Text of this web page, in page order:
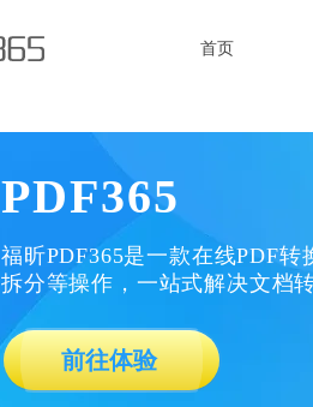
首页
PDF365
福昕PDF365是一款在线PDF转
拆分等操作，一站式解决文档
前往体验